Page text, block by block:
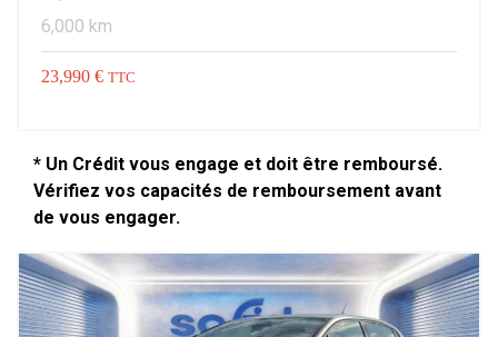
6,000 km
23,990 € TTC
* Un Crédit vous engage et doit être remboursé.
Vérifiez vos capacités de remboursement avant
de vous engager.